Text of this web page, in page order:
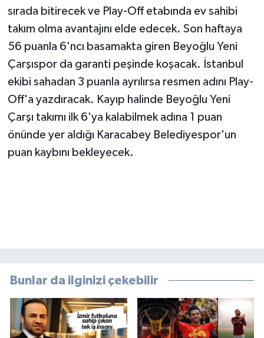
sırada bitirecek ve Play-Off etabında ev sahibi
takım olma avantajını elde edecek. Son haftaya
56 puanla 6'ncı basamakta giren Beyoğlu Yeni
Çarşıspor da garanti peşinde koşacak. İstanbul
ekibi sahadan 3 puanla ayrılırsa resmen adını Play-
Off'a yazdıracak. Kayıp halinde Beyoğlu Yeni
Çarşı takımı ilk 6'ya kalabilmek adına 1 puan
önünde yer aldığı Karacabey Belediyespor'un
puan kaybını bekleyecek.
Bunlar da ilginizi çekebilir